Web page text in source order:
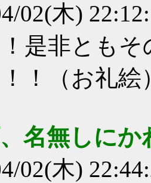
02(木)
是非とも
！（お礼絵
名無しに
02(木)